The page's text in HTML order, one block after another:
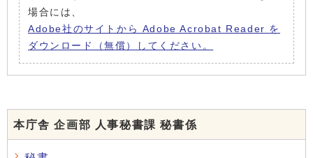
場合には、
Adobe社のサイトから Adobe Acrobat Reader を
ダウンロード（無償）してください。
本庁舎 企画部 人事秘書課 秘書係